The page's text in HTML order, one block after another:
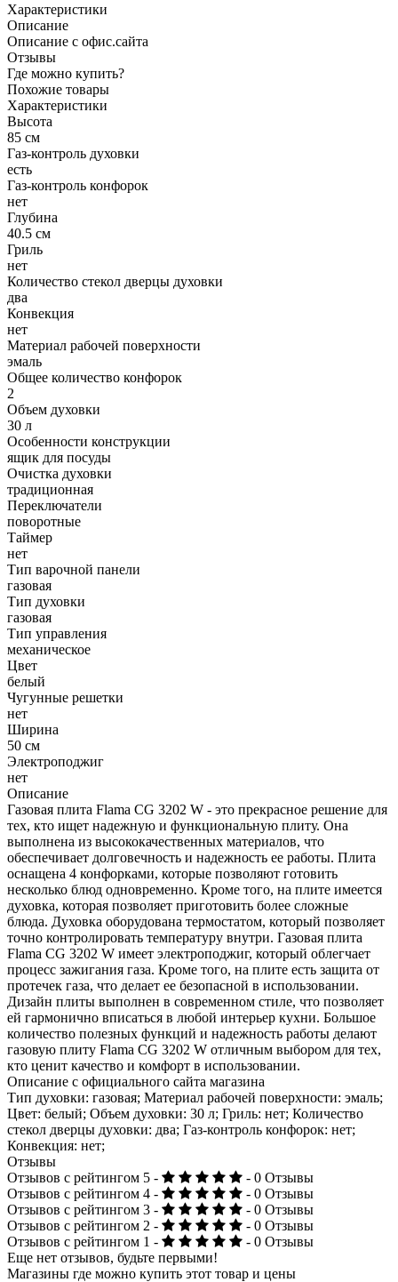
Характеристики
Описание
Описание с офис.сайта
Отзывы
Где можно купить?
Похожие товары
Характеристики
Высота
85 см
Газ-контроль духовки
есть
Газ-контроль конфорок
нет
Глубина
40.5 см
Гриль
нет
Количество стекол дверцы духовки
два
Конвекция
нет
Материал рабочей поверхности
эмаль
Общее количество конфорок
2
Объем духовки
30 л
Особенности конструкции
ящик для посуды
Очистка духовки
традиционная
Переключатели
поворотные
Таймер
нет
Тип варочной панели
газовая
Тип духовки
газовая
Тип управления
механическое
Цвет
белый
Чугунные решетки
нет
Ширина
50 см
Электроподжиг
нет
Описание
Газовая плита Flama CG 3202 W - это прекрасное решение для
тех, кто ищет надежную и функциональную плиту. Она
выполнена из высококачественных материалов, что
обеспечивает долговечность и надежность ее работы. Плита
оснащена 4 конфорками, которые позволяют готовить
несколько блюд одновременно. Кроме того, на плите имеется
духовка, которая позволяет приготовить более сложные
блюда. Духовка оборудована термостатом, который позволяет
точно контролировать температуру внутри. Газовая плита
Flama CG 3202 W имеет электроподжиг, который облегчает
процесс зажигания газа. Кроме того, на плите есть защита от
протечек газа, что делает ее безопасной в использовании.
Дизайн плиты выполнен в современном стиле, что позволяет
ей гармонично вписаться в любой интерьер кухни. Большое
количество полезных функций и надежность работы делают
газовую плиту Flama CG 3202 W отличным выбором для тех,
кто ценит качество и комфорт в использовании.
Описание с официального сайта магазина
Тип духовки: газовая; Материал рабочей поверхности: эмаль;
Цвет: белый; Объем духовки: 30 л; Гриль: нет; Количество
стекол дверцы духовки: два; Газ-контроль конфорок: нет;
Конвекция: нет;
Отзывы
Отзывов с рейтингом 5 -
- 0 Отзывы
Отзывов с рейтингом 4 -
- 0 Отзывы
Отзывов с рейтингом 3 -
- 0 Отзывы
Отзывов с рейтингом 2 -
- 0 Отзывы
Отзывов с рейтингом 1 -
- 0 Отзывы
Еще нет отзывов, будьте первыми!
Магазины где можно купить этот товар и цены